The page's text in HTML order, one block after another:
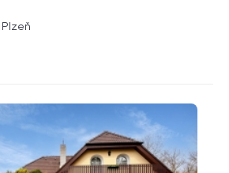
Plzeň